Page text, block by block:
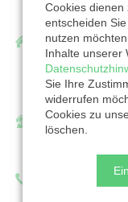
Ev.
Martin-
33790 Halle
Telefon:
Cookies dienen
entscheiden
nutzen
Inhalte unserer
Sie Ihre
widerrufen
Cookies zu
löschen.